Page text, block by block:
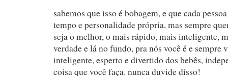
sabemos que isso é bobagem, e que cada
tempo e personalidade própria, mas sempre
seja o melhor, o mais rápido, mais inteligente,
verdade e lá no fundo, pra nós você é e sempre
inteligente, esperto e divertido dos bebês,
coisa que você faça. nunca duvide disso!